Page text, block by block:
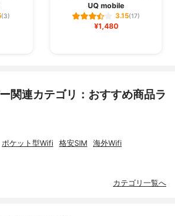
(3)
UQ mobile
3.15(17)
¥1,480
関連カテゴリ：おすすめ商品ラ
ポケット型Wifi 格安SIM 海外Wifi
カテゴリ一覧へ